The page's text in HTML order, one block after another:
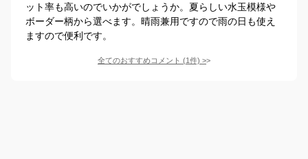
ット率も高いのでいかがでしょうか。夏らしい水玉模様や
ボーダー柄から選べます。晴雨兼用ですので雨の日も使え
ますので便利です。
全てのおすすめコメント (1件) >